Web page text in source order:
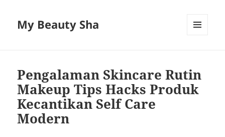
My Beauty Sha
Pengalaman Skincare Rutin
Makeup Tips Hacks Produk
Kecantikan Self Care
Modern